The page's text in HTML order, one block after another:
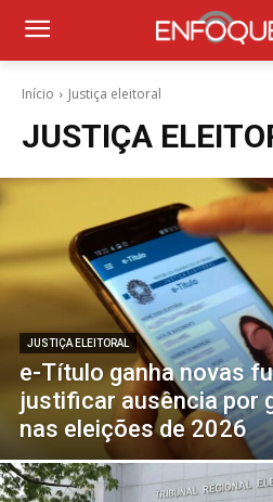
Início Justiça eleitoral
JUSTIÇA
JUSTIÇA ELEITORAL
e-Título ganha novas
justificar ausência por
nas eleições de 2026